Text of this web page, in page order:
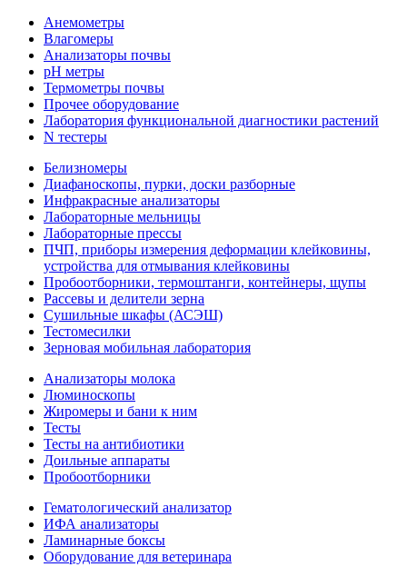
Анемометры
Влагомеры
Анализаторы почвы
pH метры
Термометры почвы
Прочее оборудование
Лаборатория функциональной диагностики растений
N тестеры
Белизномеры
Диафаноскопы, пурки, доски разборные
Инфракрасные анализаторы
Лабораторные мельницы
Лабораторные прессы
ПЧП, приборы измерения деформации клейковины,
устройства для отмывания клейковины
Пробоотборники, термоштанги, контейнеры, щупы
Рассевы и делители зерна
Сушильные шкафы (АСЭШ)
Тестомесилки
Зерновая мобильная лаборатория
Анализаторы молока
Люминоскопы
Жиромеры и бани к ним
Тесты
Тесты на антибиотики
Доильные аппараты
Пробоотборники
Гематологический анализатор
ИФА анализаторы
Ламинарные боксы
Оборудование для ветеринара